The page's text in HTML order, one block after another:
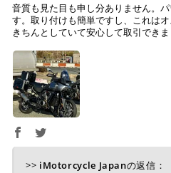
音質も見た目も申し分ありません。
す。取り付けも簡単ですし、これは
きちんとしていて安心して取引できま
>> iMotorcycle Japanの返信：